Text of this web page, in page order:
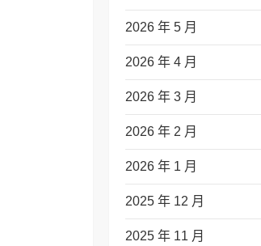
2026 年 5 月
2026 年 4 月
2026 年 3 月
2026 年 2 月
2026 年 1 月
2025 年 12 月
2025 年 11 月